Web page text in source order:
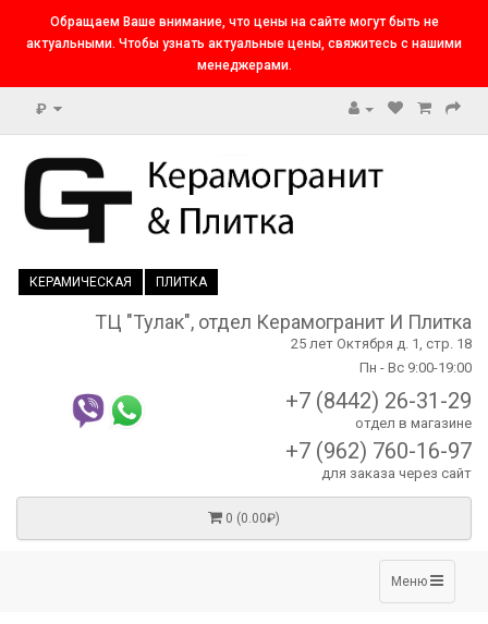
Обращаем Ваше внимание, что цены на сайте могут быть не
актуальными. Чтобы узнать актуальные цены, свяжитесь с нашими
менеджерами.
₽
КЕРАМИЧЕСКАЯ ПЛИТКА
ТЦ "Тулак", отдел Керамогранит И Плитка
25 лет Октября д. 1, стр. 18
Пн - Вс 9:00-19:00
+7 (8442) 26-31-29
отдел в магазине
+7 (962) 760-16-97
для заказа через сайт
0 (0.00₽)
Меню